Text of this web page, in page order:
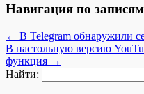
Навигация по записям
← В Telegram обнаружили
В настольную версию
функция →
Найти: